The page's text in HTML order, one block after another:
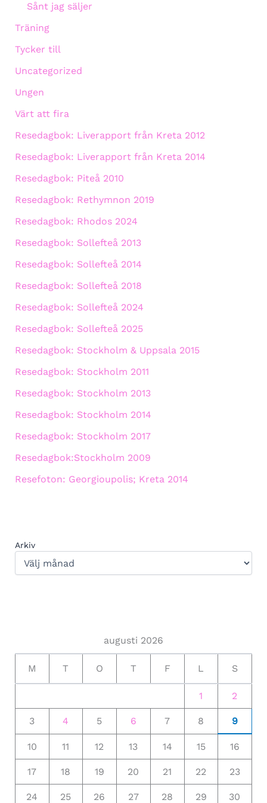
Sånt jag säljer
Träning
Tycker till
Uncategorized
Ungen
Värt att fira
Resedagbok: Liverapport från Kreta 2012
Resedagbok: Liverapport från Kreta 2014
Resedagbok: Piteå 2010
Resedagbok: Rethymnon 2019
Resedagbok: Rhodos 2024
Resedagbok: Sollefteå 2013
Resedagbok: Sollefteå 2014
Resedagbok: Sollefteå 2018
Resedagbok: Sollefteå 2024
Resedagbok: Sollefteå 2025
Resedagbok: Stockholm & Uppsala 2015
Resedagbok: Stockholm 2011
Resedagbok: Stockholm 2013
Resedagbok: Stockholm 2014
Resedagbok: Stockholm 2017
Resedagbok:Stockholm 2009
Resefoton: Georgioupolis; Kreta 2014
Arkiv
augusti 2026
M T O T F L S
1 2
3 4 5 6 7 8 9
10 11 12 13 14 15 16
17 18 19 20 21 22 23
24 25 26 27 28 29 30